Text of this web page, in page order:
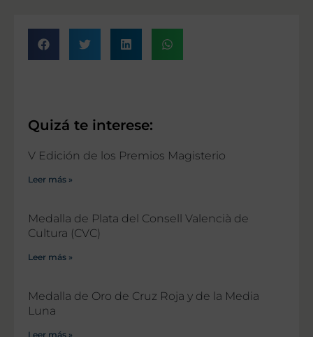
Quizá te interese:
V Edición de los Premios Magisterio
Leer más »
Medalla de Plata del Consell Valencià de
Cultura (CVC)
Leer más »
Medalla de Oro de Cruz Roja y de la Media
Luna
Leer más »